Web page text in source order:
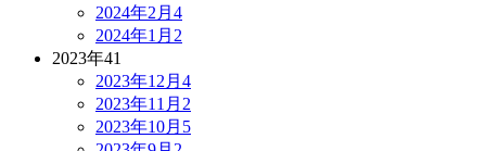
2024年2月 4
2024年1月 2
2023年41
2023年12月 4
2023年11月 2
2023年10月 5